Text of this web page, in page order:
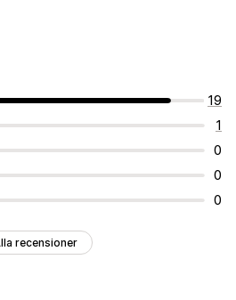
19
1
0
0
0
recensioner